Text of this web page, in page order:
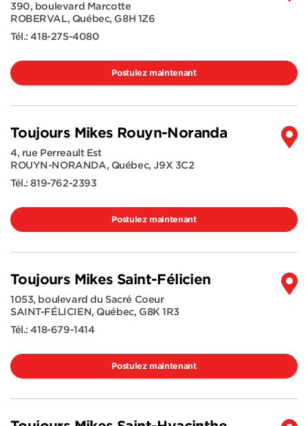
390, boulevard Marcotte
ROBERVAL, Québec, G8H 1Z6
Tél.:418-275-4080
Postulez maintenant
Toujours Mikes Rouyn-Noranda
4, rue Perreault Est
ROUYN-NORANDA, Québec,J9X 3C2
Tél.:819-762-2393
Postulez maintenant
Toujours Mikes Saint-Félicien
1053, boulevard du Sacré Coeur
SAINT-FÉLICIEN, Québec, G8K 1R3
Tél.:418-679-1414
Postulez maintenant